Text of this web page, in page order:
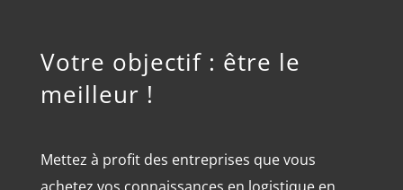
Votre objectif : être le
meilleur !
Mettez à profit des entreprises que vous